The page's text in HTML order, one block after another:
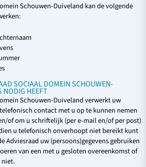
Schouwen-Duiveland kan de volgende
SOCIAAL DOMEIN SCHOUWEN-
NODIG HEEFT
Schouwen-Duiveland verwerkt uw
contact met u op te kunnen nemen
of om u schriftelijk (per e-mail en/of per post)
u telefonisch onverhoopt niet bereikt kunt
Adviesraad uw (persoons)gegevens gebruiken
van een met u gesloten overeenkomst of
niet.